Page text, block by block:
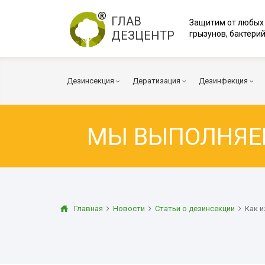
ГЛАВ
ДЕЗЦЕНТР
Защитим от любых
грызунов,
Дезинсекция
Тараканы
Дератизация
Мыши
Дезинфекция
Коронавирус
МЫ
Главная Новости Статьи о дезинсекции Как